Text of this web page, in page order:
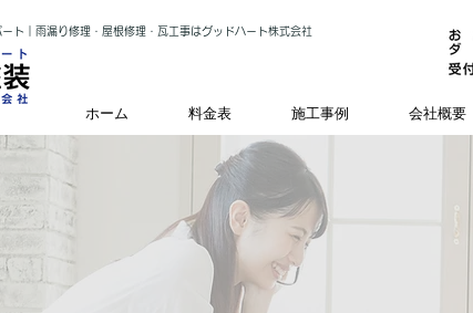
ト｜雨漏り修理・屋根修理・瓦工事はグッドハート株式会社
ホーム 料金表 施工事例 会社概要